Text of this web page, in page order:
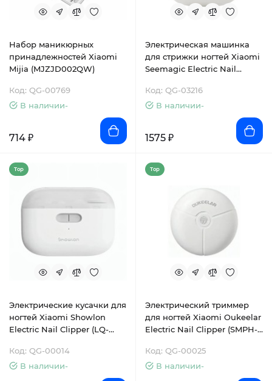
Набор маникюрных
принадлежностей Xiaomi
Mijia (MJZJD002QW)
Код: QG-00769
В наличии-
714 ₽
Электрическая машинка
для стрижки ногтей Xiaomi
Seemagic Electric Nail
(SMNC01)
Код: QG-03216
В наличии-
1575 ₽
Top
Электрические кусачки для
ногтей Xiaomi Showlon
Electric Nail Clipper (LQ-
Код: QG-00014
В наличии-
Top
Электрический триммер
для ногтей Xiaomi Oukeelar
Electric Nail Clipper (SMPH-
Код: QG-00025
В наличии-